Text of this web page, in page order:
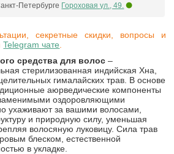
Петербурге Гороховая ул., 49.
секретные скидки, вопросы и
Telegram чате
средства для волос –
стерилизованная индийская Хна,
гималайских трав. В основе
аюрведические компоненты
оздоровляющими
ухаживают за вашими волосами,
и природную силу, уменьшая
волосяную луковицу. Сила трав
блеском, естественной
в укладке.